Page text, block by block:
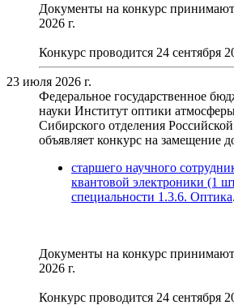
Документы на конкурс
2026 г.
Конкурс проводится 24 сентября
23 июля 2026 г.
Федеральное государственное
науки Институт оптики
Сибирского отделения
объявляет конкурс на замещение
старшего научного
квантовой электроники (1
специальности 1.3.6. Оптика.
Документы на конкурс
2026 г.
Конкурс проводится 24 сентября